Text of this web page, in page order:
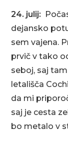
24. julij:
dejansko
sem vajena.
prvič v tako
seboj, saj
letališča
da mi
saj je cesta
bo metalo v